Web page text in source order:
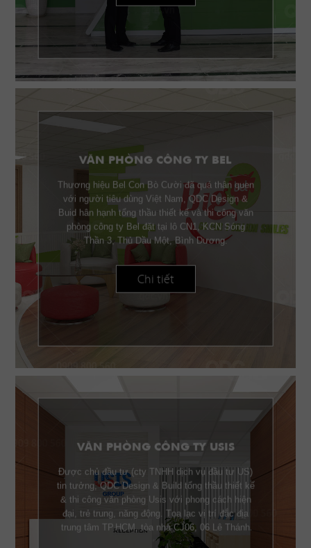
VĂN PHÒNG CÔNG TY BEL
Thương hiệu Bel Con Bò Cười đã quá thân quen
với người tiêu dùng Việt Nam, QDC Design &
Buid hân hạnh tổng thầu thiết kế và thi công văn
phòng công ty Bel đặt tại lô CN1, KCN Sóng
Thần 3, Thủ Dầu Một, Bình Dương.
Chi tiết
VĂN PHÒNG CÔNG TY USIS
Được chủ đầu tư (cty TNHH dịch vụ đầu tư US)
tin tưởng, QDC Design & Build tổng thầu thiết kế
& thi công văn phòng Usis với phong cách hiện
đại, trẻ trung, năng động. Tọa lạc vị trí đắc địa
trung tâm TP.HCM, tòa nhà CJ06, 06 Lê Thánh
Tôn Q.1, Usis được trang bị nội thất gỗ cao cấp